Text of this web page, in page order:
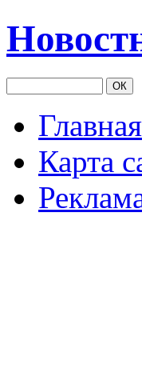
Главная
Карта